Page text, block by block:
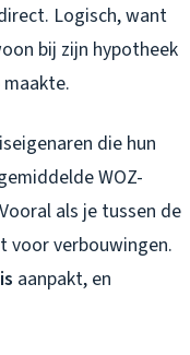
Logisch, want
bij zijn hypotheek
die hun
WOZ-
als je tussen de
voor verbouwingen.
aanpakt, en